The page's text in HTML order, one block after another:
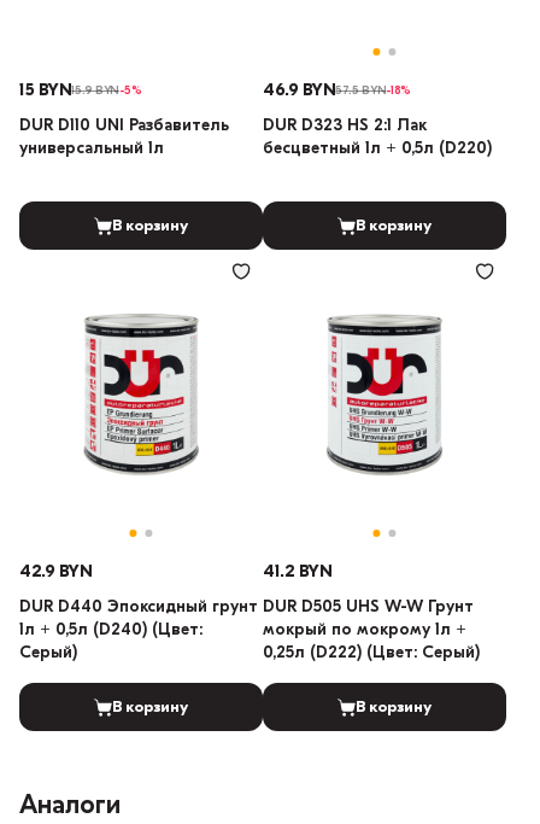
15 BYN15.9 BYN-5%
DUR D110 UNI Разбавитель
универсальный 1л
В корзину
46.9 BYN57.5 BYN-18%
DUR D323 HS 2:1 Лак
бесцветный 1л + 0,5л (D220)
В корзину
42.9 BYN
DUR D440 Эпоксидный грунт
1л + 0,5л (D240) (Цвет:
Серый)
В корзину
41.2 BYN
DUR D505 UHS W-W Грунт
мокрый по мокрому 1л +
0,25л (D222) (Цвет: Серый)
В корзину
Аналоги